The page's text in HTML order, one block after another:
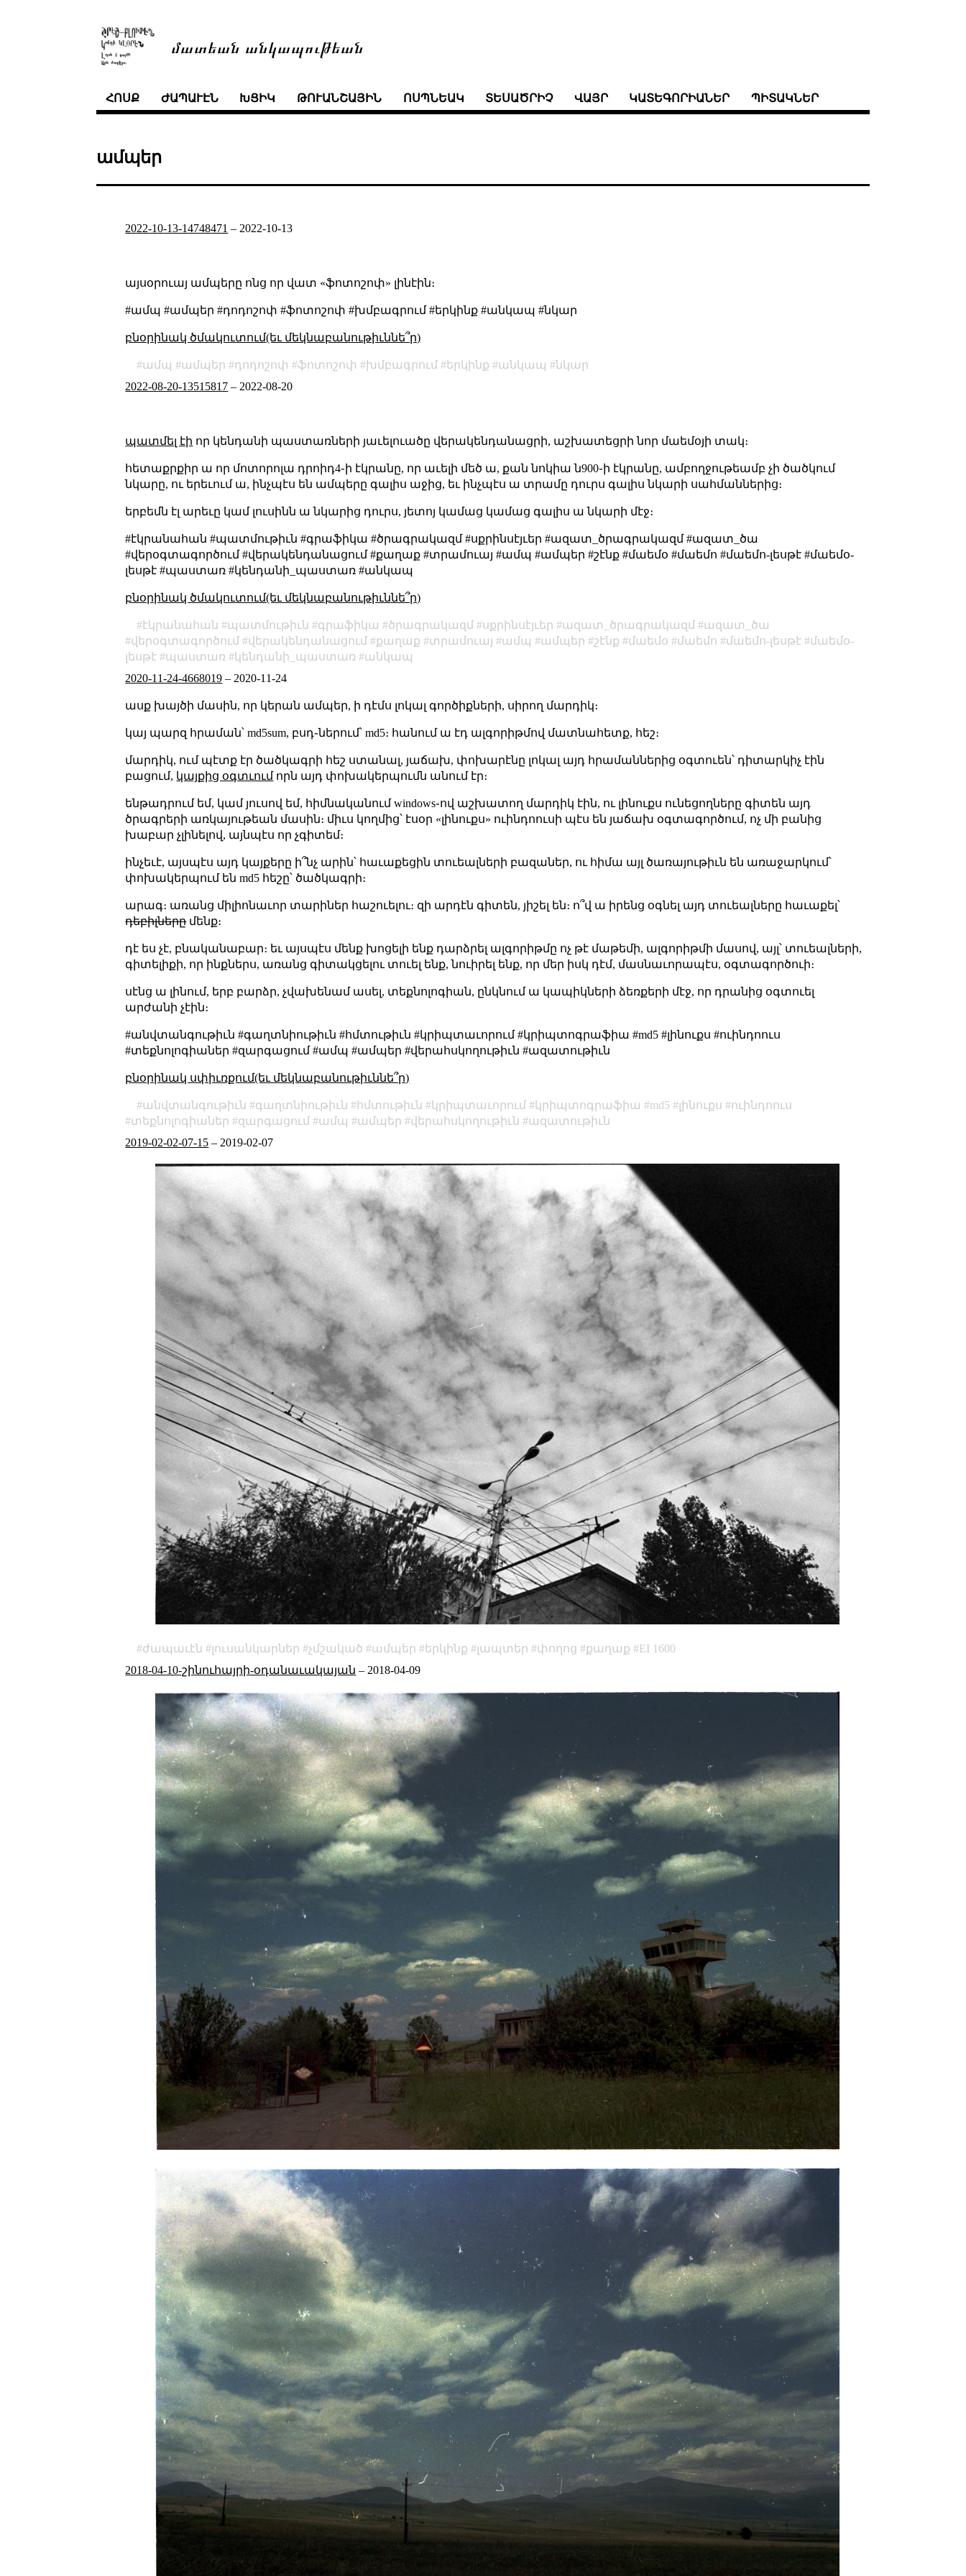
մատեան անկապութեան
ՀՈՍՔ ԺԱՊԱՒԷՆ ԽՑԻԿ ԹՈՒԱՆՇԱՅԻՆ ՈՍՊՆԵԱԿ ՏԵՍԱԾՐԻՉ ՎԱՅՐ ԿԱՏԵԳՈՐԻԱՆԵՐ ՊԻՏԱԿՆԵՐ
ամպեր
2022-10-13-14748471 – 2022-10-13
այսօրուայ ամպերը ոնց որ վատ «ֆոտոշոփ» լինէին։
#ամպ #ամպեր #դոդոշոփ #ֆոտոշոփ #խմբագրում #երկինք #անկապ #նկար
բնօրինակ ծմակուտում(եւ մեկնաբանութիւննե՞ր)
ամպ ամպեր դոդոշոփ ֆոտոշոփ խմբագրում երկինք անկապ
նկար
2022-08-20-13515817 – 2022-08-20
պատմել էի որ կենդանի պաստառների յաւելուածը վերակենդանացրի, աշխատեցրի նոր մաեմօյի տակ։
հետաքրքիր ա որ մոտորոլա դրոիդ4֊ի էկրանը, որ աւելի մեծ ա, քան նոկիա ն900֊ի էկրանը, ամբողջութեամբ չի ծածկում
նկարը, ու երեւում ա, ինչպէս են ամպերը գալիս աջից, եւ ինչպէս ա տրամը դուրս գալիս նկարի սահմաններից։
երբեմն էլ արեւը կամ լուսինն ա նկարից դուրս, յետոյ կամաց կամաց գալիս ա նկարի մէջ։
#էկրանահան #պատմութիւն #գրաֆիկա #ծրագրակազմ #սքրինսէյւեր #ազատ_ծրագրակազմ #ազատ_ծա
#վերօգտագործում #վերակենդանացում #քաղաք #տրամուայ #ամպ #ամպեր #շէնք #մաեմօ #մաեմո #մաեմո-լեսթէ #մաեմօ-
լեսթէ #պաստառ #կենդանի_պաստառ #անկապ
բնօրինակ ծմակուտում(եւ մեկնաբանութիւննե՞ր)
էկրանահան պատմութիւն գրաֆիկա ծրագրակազմ սքրինսէյւեր ազատ_ծրագրակազմ
ազատ_ծա
վերօգտագործում
վերակենդանացում քաղաք տրամուայ ամպ ամպեր շէնք մաեմօ մաեմո մաեմո-լեսթէ
մաեմօ-
լեսթէ
պաստառ կենդանի_պաստառ
անկապ
2020-11-24-4668019 – 2020-11-24
ասք խայծի մասին, որ կերան ամպեր, ի դէմս լոկալ գործիքների, սիրող մարդիկ։
կայ պարզ հրաման՝ md5sum, բսդ֊ներում՝ md5։ հանում ա էդ ալգորիթմով մատնահետք, հեշ։
մարդիկ, ում պէտք էր ծածկագրի հեշ ստանալ, յաճախ, փոխարէնը լոկալ այդ հրամաններից օգտուեն՝ դիտարկիչ էին
բացում, կայքից օգտւումորն այդ փոխակերպումն անում էր։
ենթադրում եմ, կամ յուսով եմ, հիմնականում windows֊ով աշխատող մարդիկ էին, ու լինուքս ունեցողները գիտեն այդ
ծրագրերի առկայութեան մասին։ միւս կողմից՝ էսօր «լինուքս» ուինդոուսի պէս են յաճախ օգտագործում, ոչ մի բանից
խաբար չլինելով, այնպէս որ չգիտեմ։
ինչեւէ, այսպէս այդ կայքերը ի՞նչ արին՝ հաւաքեցին տուեալների բազաներ, ու հիմա այլ ծառայութիւն են առաջարկում՝
փոխակերպում են md5 հեշը՝ ծածկագրի։
արագ։ առանց միլիոնաւոր տարիներ հաշուելու։ զի արդէն գիտեն, յիշել են։ ո՞վ ա իրենց օգնել այդ տուեալները հաւաքել՝
դեբիլներըմենք։
դէ ես չէ, բնականաբար։ եւ այսպէս մենք խոցելի ենք դարձրել ալգորիթմը ոչ թէ մաթեմի, ալգորիթմի մասով, այլ՝ տուեալների,
գիտելիքի, որ ինքներս, առանց գիտակցելու տուել ենք, նուիրել ենք, որ մեր իսկ դէմ, մասնաւորապէս, օգտագործուի։
սէնց ա լինում, երբ բարձր, չվախենամ ասել, տեքնոլոգիան, ընկնում ա կապիկների ձեռքերի մէջ, որ դրանից օգտուել
արժանի չէին։
#անվտանգութիւն #գաղտնիութիւն #հմտութիւն #կրիպտաւորում #կրիպտոգրաֆիա #md5 #լինուքս #ուինդոուս
#տեքնոլոգիաներ #զարգացում #ամպ #ամպեր #վերահսկողութիւն #ազատութիւն
բնօրինակ սփիւռքում(եւ մեկնաբանութիւննե՞ր)
անվտանգութիւն գաղտնիութիւն հմտութիւն կրիպտաւորում կրիպտոգրաֆիա md5 լինուքս
ուինդոուս
տեքնոլոգիաներ
զարգացում ամպ ամպեր վերահսկողութիւն
ազատութիւն
2019-02-02-07-15 – 2019-02-07
ժապաւէն լուսանկարներ չմշակած ամպեր երկինք լապտեր փողոց քաղաք
EI 1600
2018-04-10-շինուհայրի-օդանաւակայան – 2018-04-09